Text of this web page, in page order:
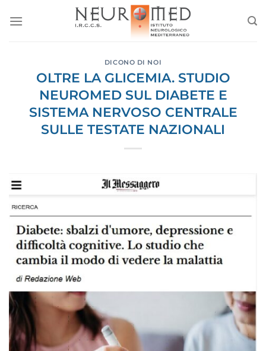
DICONO DI NOI
OLTRE LA GLICEMIA. STUDIO
NEUROMED SUL DIABETE E
SISTEMA NERVOSO CENTRALE
SULLE TESTATE NAZIONALI